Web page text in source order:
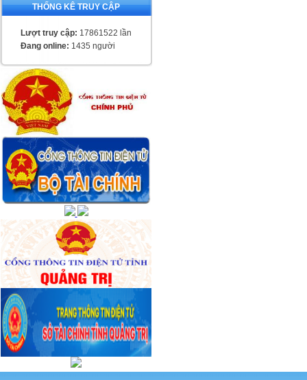
THỐNG KÊ TRUY CẬP
Lượt truy cập: 17861522 lần
Đang online: 1435 người